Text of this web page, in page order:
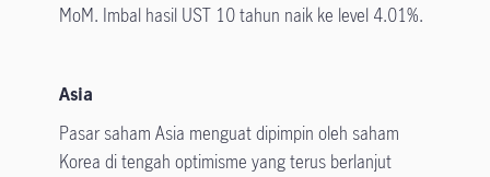
MoM. Imbal hasil UST 10 tahun naik ke level 4.01%.
Asia
Pasar saham Asia menguat dipimpin oleh saham
Korea di tengah optimisme yang terus berlanjut